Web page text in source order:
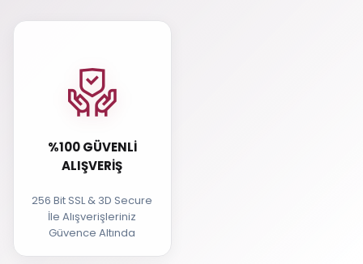
%100 GÜVENLI
ALIŞVERIŞ
256 Bit SSL & 3D Secure
İle Alışverişleriniz
Güvence Altında